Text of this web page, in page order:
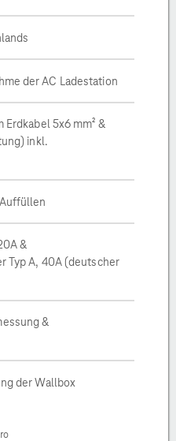
der AC Ladestation
Erdkabel 5x6 mm² &
inkl.
&
Typ A, 40A (deutscher
&
der Wallbox